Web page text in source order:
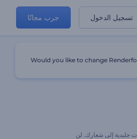
تسجيل الدخول جرب مجانًا
جليدية إلى شعارك. لن
Would you like to change